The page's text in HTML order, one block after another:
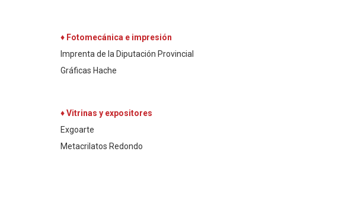
♦ Fotomecánica e impresión
Imprenta de la Diputación Provincial
Gráficas Hache
♦ Vitrinas y expositores
Exgoarte
Metacrilatos Redondo